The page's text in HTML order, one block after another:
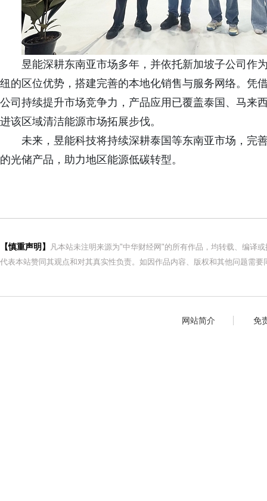
昱能深耕东南亚市场多年，并依托新加坡子公司作
纽的区位优势，搭建完善的本地化销售与服务网络。凭
公司持续提升市场竞争力，产品应用已覆盖泰国、马来
进该区域清洁能源市场拓展步伐。
未来，昱能科技将持续深耕泰国等东南亚市场，完
的光储产品，助力地区能源低碳转型。
【慎重声明】
凡本站未注明来源为"中华财经网"的所有作品，均转载、编译
代表本站赞同其观点和对其真实性负责。如因作品内容、版权和其他问题需
网站简介 免